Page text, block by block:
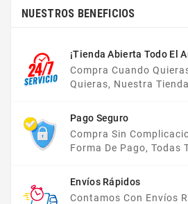
NUESTROS BENEFICIOS
¡Tienda Abierta Todo El
Compra Cuando
Quieras, Nuestra
Pago Seguro
Compra Sin
Forma De Pago, Todas
Envíos Rápidos
Contamos Con Envíos